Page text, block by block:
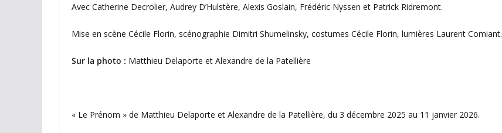
Avec Catherine Decrolier, Audrey D’Hulstère, Alexis Goslain, Frédéric Nyssen et Patrick Ridremont.
Mise en scène Cécile Florin, scénographie​ Dimitri Shumelinsky​, costumes Cécile Florin, lumières Laurent Comiant.
Sur la photo : Matthieu Delaporte et Alexandre de la Patellière
« Le Prénom » de Matthieu Delaporte et Alexandre de la Patellière, du 3 décembre 2025 au 11 janvier 2026.